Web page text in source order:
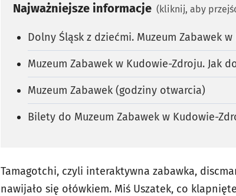
Najważniejsze informacje (kliknij, aby
Dolny Śląsk z dziećmi. Muzeum Zabawek
Muzeum Zabawek w Kudowie-Zdroju. Jak
Muzeum Zabawek (godziny otwarcia)
Bilety do Muzeum Zabawek w Kudowie-
Tamagotchi, czyli interaktywna zabawka,
nawijało się ołówkiem. Miś Uszatek, co